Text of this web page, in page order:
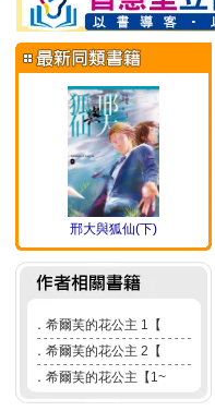
邢大與狐仙(下)
． 希爾芙的花公主 1【
． 希爾芙的花公主 2【
． 希爾芙的花公主【1~